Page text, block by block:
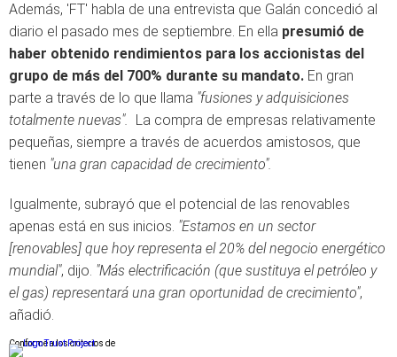
Además, 'FT' habla de una entrevista que Galán concedió al
diario el pasado mes de septiembre. En ella presumió de
haber obtenido rendimientos para los accionistas del
grupo de más del 700% durante su mandato. En gran
parte a través de lo que llama "fusiones y adquisiciones
totalmente nuevas". La compra de empresas relativamente
pequeñas, siempre a través de acuerdos amistosos, que
tienen "una gran capacidad de crecimiento".
Igualmente, subrayó que el potencial de las renovables
apenas está en sus inicios. "Estamos en un sector
[renovables] que hoy representa el 20% del negocio energético
mundial", dijo. "Más electrificación (que sustituya el petróleo y
el gas) representará una gran oportunidad de crecimiento",
añadió.
Conforme a los criterios de